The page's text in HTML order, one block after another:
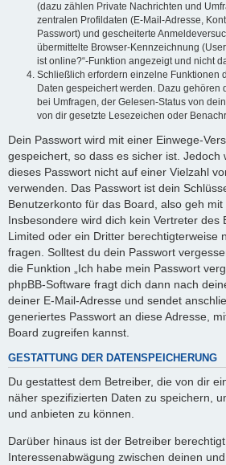
(dazu zählen Private Nachrichten und
zentralen Profildaten (E-Mail-Adresse,
Passwort) und gescheiterte
übermittelte Browser-Kennzeichnung
ist online?“-Funktion angezeigt und nicht
Schließlich erfordern einzelne Funktionen
Daten gespeichert werden. Dazu gehören
bei Umfragen, der Gelesen-Status von
von dir gesetzte Lesezeichen oder
Dein Passwort wird mit einer Einwege-
gespeichert, so dass es sicher ist. Jedoch
dieses Passwort nicht auf einer Vielzahl
verwenden. Das Passwort ist dein
Benutzerkonto für das Board, also geh mit
Insbesondere wird dich kein Vertreter des
Limited oder ein Dritter berechtigterweise
fragen. Solltest du dein Passwort
die Funktion „Ich habe mein Passwort
phpBB-Software fragt dich dann nach
deiner E-Mail-Adresse und sendet
generiertes Passwort an diese Adresse,
Board zugreifen kannst.
GESTATTUNG DER DATENSPEICHERUNG
Du gestattest dem Betreiber, die von dir
näher spezifizierten Daten zu speichern,
und anbieten zu können.
Darüber hinaus ist der Betreiber
Interessenabwägung zwischen deinen